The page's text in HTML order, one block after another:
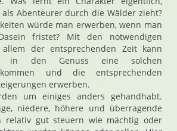
Abenteurer durch die Wälder zieht?
würde man erwerben, wenn man
fristet? Mit den notwendigen
der entsprechenden Zeit kann
in den Genuss eine solchen
und die entsprechenden
erwerben.
um einiges anders gehandhabt.
niedere, höhere und überragende
relativ gut steuern wie mächtig oder